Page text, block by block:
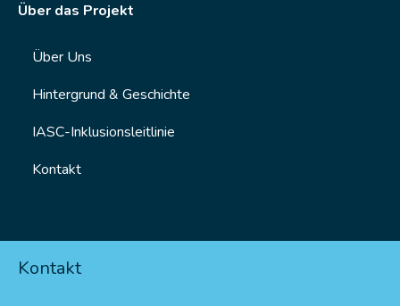
Über das Projekt
Über Uns
Hintergrund & Geschichte
IASC-Inklusionsleitlinie
Kontakt
Kontakt